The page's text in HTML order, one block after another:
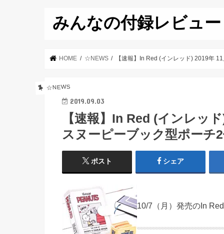
みんなの付録レビュー
HOME ☆NEWS 【速報】In Red (インレッド) 2019年
☆NEWS
2019.09.03
【速報】In Red (インレッ
スヌーピーブック型ポーチ
ポスト シェア
10/7（月）発売のIn